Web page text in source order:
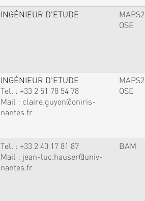
INGÉNIEUR D'ETUDE
MAPS2
OSE
INGÉNIEUR D'ETUDE
Tel. : +33 2 51 78 54 78
Mail : claire.guyon@oniris-
nantes.fr
MAPS2
OSE
Tel. : +33 2 40 17 81 87
Mail : jean-luc.hauser@univ-
nantes.fr
BAM